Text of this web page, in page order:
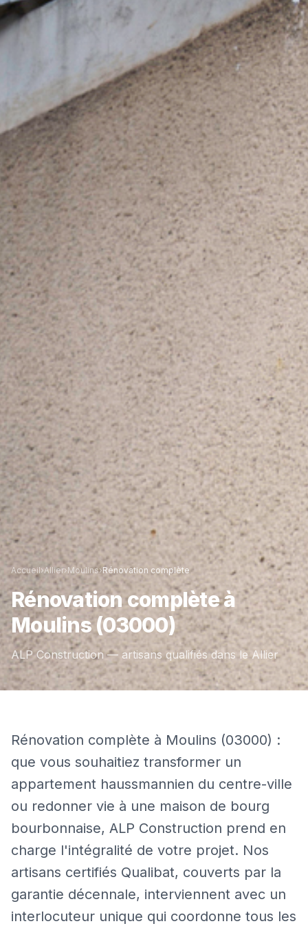
Accueil›Allier›Moulins›Rénovation complète
Rénovation complèteà
Moulins(03000)
ALP Construction — artisans qualifiés dans leAllier
Rénovation complète à Moulins (03000) :
que vous souhaitiez transformer un
appartement haussmannien du centre-ville
ou redonner vie à une maison de bourg
bourbonnaise, ALP Construction prend en
charge l'intégralité de votre projet. Nos
artisans certifiés Qualibat, couverts par la
garantie décennale, interviennent avec un
interlocuteur unique qui coordonne tous les